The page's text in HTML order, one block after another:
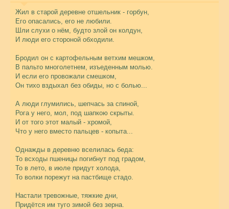
Жил в старой деревне отшельник - горбун,
Его опасались, его не любили.
Шли слухи о нём, будто злой он колдун,
И люди его стороной обходили.
Бродил он с картофельным ветхим мешком,
В пальто многолетнем, изъеденным молью.
И если его провожали смешком,
Он тихо вздыхал без обиды, но с болью...
А люди глумились, шепчась за спиной,
Рога у него, мол, под шапкою скрыты.
И от того этот малый - хромой,
Что у него вместо пальцев - копыта...
Однажды в деревню вселилась беда:
То всходы пшеницы погибнут под градом,
То в лето, в июле придут холода,
То волки порежут на пастбище стадо.
Настали тревожные, тяжкие дни,
Придётся им туго зимой без зерна.